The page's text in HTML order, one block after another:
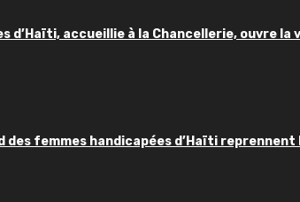
d’Haïti, accueillie à la Chancellerie, ouvre
des femmes handicapées d’Haïti reprennent